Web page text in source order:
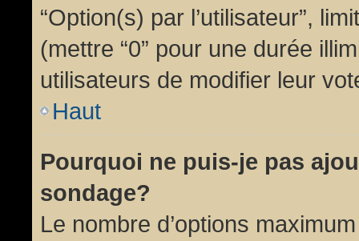
“Option(s) par l’utilisateur”,
(mettre “0” pour une durée
utilisateurs de modifier leur
Haut
Pourquoi ne puis-je pas
sondage?
Le nombre d’options